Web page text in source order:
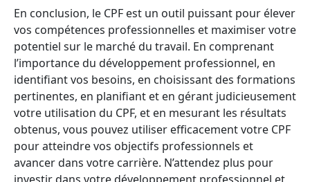
En conclusion, le CPF est un outil puissant pour élever
vos compétences professionnelles et maximiser votre
potentiel sur le marché du travail. En comprenant
l’importance du développement professionnel, en
identifiant vos besoins, en choisissant des formations
pertinentes, en planifiant et en gérant judicieusement
votre utilisation du CPF, et en mesurant les résultats
obtenus, vous pouvez utiliser efficacement votre CPF
pour atteindre vos objectifs professionnels et
avancer dans votre carrière. N’attendez plus pour